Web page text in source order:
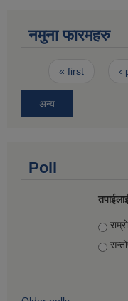
नमुना फारमहरु
Pages
« first ‹
अन्य
Poll
राम्रो